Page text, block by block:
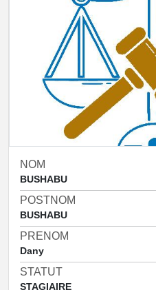
NOM
BUSHABU
POSTNOM
BUSHABU
PRENOM
Dany
STATUT
STAGIAIRE